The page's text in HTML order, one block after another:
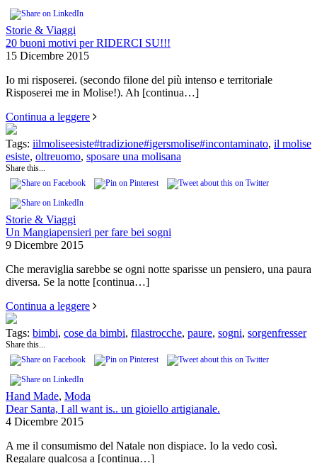
Storie & Viaggi
20 buoni motivi per RIDERCI SU!!!
15 Dicembre 2015
Io mi risposerei. (secondo filone del più intenso e territoriale
Risposerei me in Molise!). Ah [continua…]
Continua a leggere
Tags: iilmoliseesiste#tradizione#igersmolise#incontaminato, il molise
esiste, oltreuomo, sposare una molisana
Share this...
Storie & Viaggi
Un Mangiapensieri per fare bei sogni
9 Dicembre 2015
Che meraviglia sarebbe se ogni notte sparisse un pensiero, una paura
diversa. Se la notte [continua…]
Continua a leggere
Tags: bimbi, cose da bimbi, filastrocche, paure, sogni, sorgenfresser
Share this...
Hand Made, Moda
Dear Santa, I all want is.. un gioiello artigianale.
4 Dicembre 2015
A me il consumismo del Natale non dispiace. Io la vedo così.
Regalare qualcosa a [continua…]